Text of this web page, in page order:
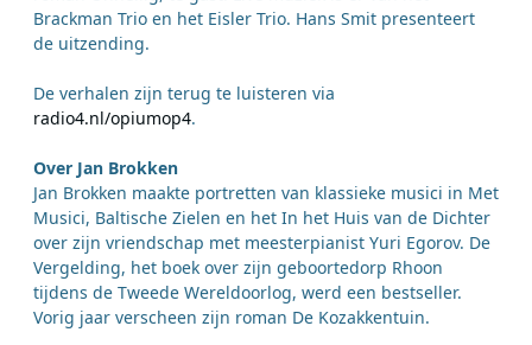
Brackman Trio en het Eisler Trio. Hans Smit presenteert
de uitzending.
De verhalen zijn terug te luisteren via
radio4.nl/opiumop4.
Over Jan Brokken
Jan Brokken maakte portretten van klassieke musici in Met
Musici, Baltische Zielen en het In het Huis van de Dichter
over zijn vriendschap met meesterpianist Yuri Egorov. De
Vergelding, het boek over zijn geboortedorp Rhoon
tijdens de Tweede Wereldoorlog, werd een bestseller.
Vorig jaar verscheen zijn roman De Kozakkentuin.